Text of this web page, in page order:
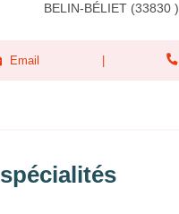
BELIN-BÉLIET (33830 )
Email
spécialités